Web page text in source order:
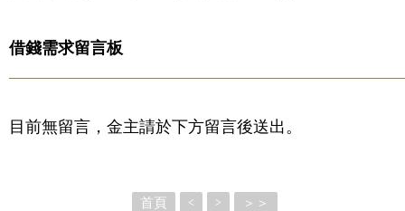
借錢需求留言板
目前無留言，金主請於下方留言後送出。
首頁 < > ＞＞